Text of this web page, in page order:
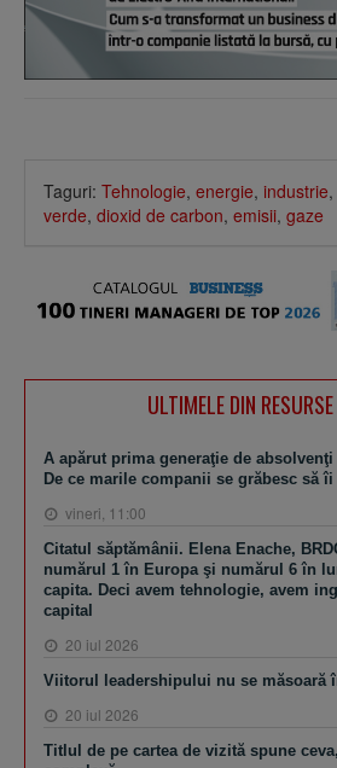
Taguri: Tehnologie, energie, industrie,
verde, dioxid de carbon, emisii, gaze
ULTIMELE DIN
A apărut prima generaţie de
De ce marile companii se grăbesc să îi
vineri, 11:00
Citatul săptămânii. Elena Enache,
numărul 1 în Europa şi numărul 6 în
capita. Deci avem tehnologie, avem
capital
20 iul 2026
Viitorul leadershipului nu se măsoară
20 iul 2026
Titlul de pe cartea de vizită spune